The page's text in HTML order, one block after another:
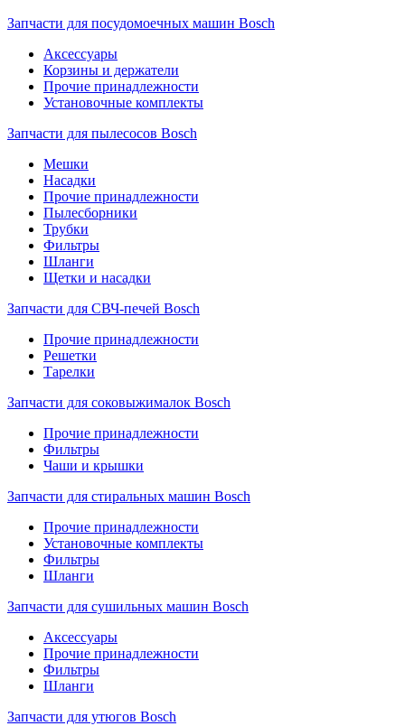
Запчасти для посудомоечных машин Bosch
Аксессуары
Корзины и держатели
Прочие принадлежности
Установочные комплекты
Запчасти для пылесосов Bosch
Мешки
Насадки
Прочие принадлежности
Пылесборники
Трубки
Фильтры
Шланги
Щетки и насадки
Запчасти для СВЧ-печей Bosch
Прочие принадлежности
Решетки
Тарелки
Запчасти для соковыжималок Bosch
Прочие принадлежности
Фильтры
Чаши и крышки
Запчасти для стиральных машин Bosch
Прочие принадлежности
Установочные комплекты
Фильтры
Шланги
Запчасти для сушильных машин Bosch
Аксессуары
Прочие принадлежности
Фильтры
Шланги
Запчасти для утюгов Bosch